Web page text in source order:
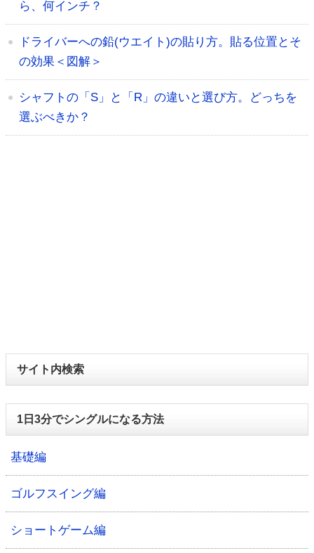
ら、何インチ？
ドライバーへの鉛(ウエイト)の貼り方。貼る位置とそ
の効果＜図解＞
シャフトの「S」と「R」の違いと選び方。どっちを
選ぶべきか？
サイト内検索
1日3分でシングルになる方法
基礎編
ゴルフスイング編
ショートゲーム編